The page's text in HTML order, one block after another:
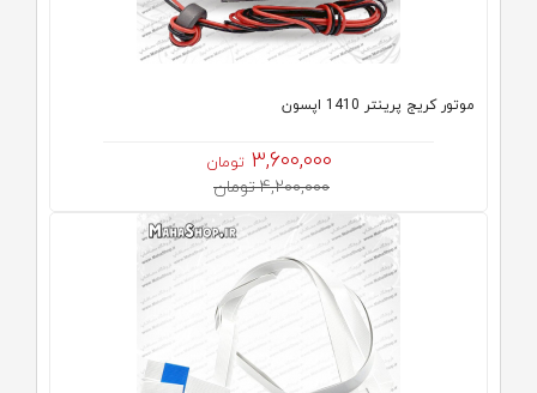
موتور کریج پرینتر 1410 اپسون
3,600,000 تومان
4,200,000 تومان